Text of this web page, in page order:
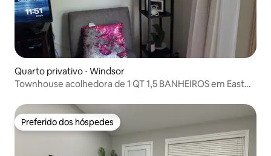
Quarto privativo ⋅ Windsor
Townhouse acolhedora de 1 QT 1,5 BANHEIROS em East
Preferido dos hóspedes
Preferido dos hóspedes